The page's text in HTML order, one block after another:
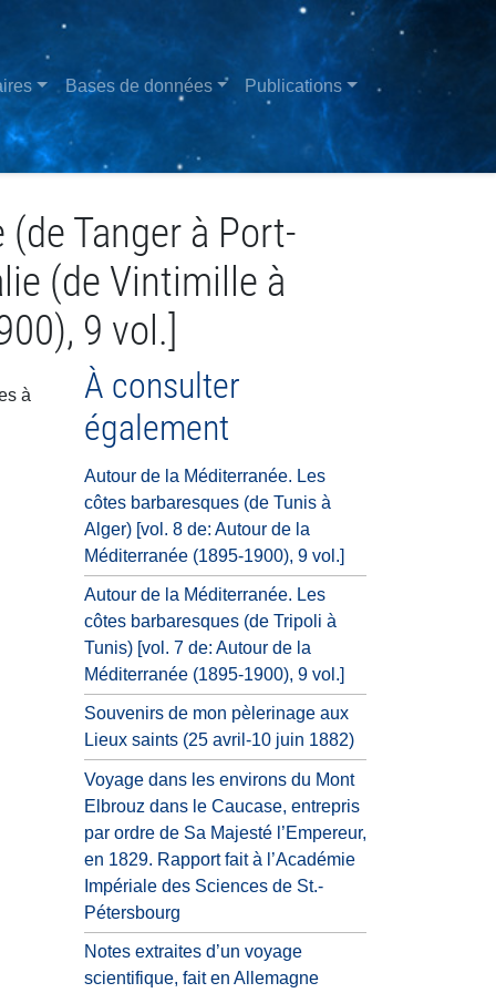
Bases de données Publications
Tanger à Port-
(de Vintimille à
9 vol.]
à
À consulter
également
Autour de la Méditerranée. Les
côtes barbaresques (de Tunis à
Alger) [vol. 8 de: Autour de la
Méditerranée (1895-1900), 9 vol.]
Autour de la Méditerranée. Les
côtes barbaresques (de Tripoli à
Tunis) [vol. 7 de: Autour de la
Méditerranée (1895-1900), 9 vol.]
Souvenirs de mon pèlerinage aux
Lieux saints (25 avril-10 juin 1882)
Voyage dans les environs du Mont
Elbrouz dans le Caucase, entrepris
par ordre de Sa Majesté l’Empereur,
en 1829. Rapport fait à l’Académie
Impériale des Sciences de St.-
Pétersbourg
Notes extraites d’un voyage
scientifique, fait en Allemagne